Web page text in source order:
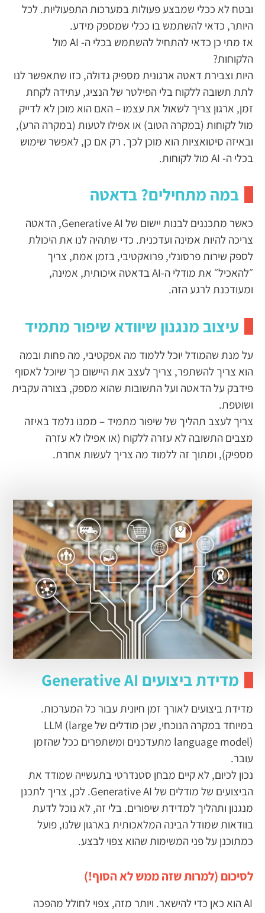
ובטח לא ככלי שמבצע פעולות במערכות התפעוליות. לכל
היותר, כדאי להשתמש בו ככלי שמספק מידע.
אז מתי כן כדאי להתחיל להשתמש בכלי ה- AI מול
הלקוחות?
היות וצבירת דאטה ארגונית מספיק גדולה, כזו שתאפשר לנו
לתת תשובה ללקוח בלי הפילטר של הנציג, עתידה לקחת
זמן, ארגון צריך לשאול את עצמו – האם הוא מוכן לא לדייק
מול לקוחות (במקרה הטוב) או אפילו לטעות (במקרה הרע),
ובאיזה סיטואציות הוא מוכן לכך. רק אם כן, לאפשר שימוש
בכלי ה- AI מול לקוחות.
במה מתחילים? בדאטה
כאשר מתכננים לבנות יישום של Generative AI, הדאטה
צריכה להיות אמינה ועדכנית. כדי שתהיה לנו את היכולת
לספק שירות פרסונלי, פרואקטיבי, בזמן אמת, צריך
״להאכיל״ את מודלי ה-AI בדאטה איכותית, אמינה,
ומעודכנת לרגע הזה.
עיצוב מנגנון שיוודא שיפור מתמיד
על מנת שהמודל יוכל ללמוד מה אפקטיבי, מה פחות ובמה
הוא צריך להשתפר, צריך לעצב את היישום כך שיוכל לאסוף
פידבק על הדאטה ועל התשובות שהוא מספק, בצורה עקבית
ושוטפת.
צריך לעצב תהליך של שיפור מתמיד – ממנו נלמד באיזה
מצבים התשובה לא עזרה ללקוח (או אפילו לא עזרה
מספיק), ומתוך זה ללמוד מה צריך לעשות אחרת.
מדידת ביצועים Generative AI
מדידת ביצועים לאורך זמן חיונית עבור כל המערכות.
במיוחד במקרה הנוכחי, שכן מודלים של LLM (large
language model) מתעדכנים ומשתפרים ככל שהזמן
עובר.
נכון לכיום, לא קיים מבחן סטנדרטי בתעשייה שמודד את
הביצועים של מודלים של Generative AI. לכן, צריך לתכנן
מנגנון ותהליך למדידת שיפורים. בלי זה, לא נוכל לדעת
בוודאות שמודל הבינה המלאכותית בארגון שלנו, פועל
כמתוכנן על פני המשימות שהוא צפוי לבצע.
לסיכום (למרות שזה ממש לא הסוף!)
AI הוא כאן כדי להישאר. ויותר מזה, צפוי לחולל מהפכה